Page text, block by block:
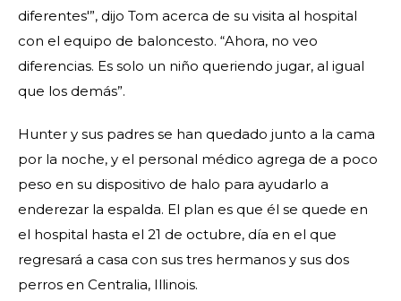
diferentes'”, dijo Tom acerca de su visita al hospital
con el equipo de baloncesto. “Ahora, no veo
diferencias. Es solo un niño queriendo jugar, al igual
que los demás”.
Hunter y sus padres se han quedado junto a la cama
por la noche, y el personal médico agrega de a poco
peso en su dispositivo de halo para ayudarlo a
enderezar la espalda. El plan es que él se quede en
el hospital hasta el 21 de octubre, día en el que
regresará a casa con sus tres hermanos y sus dos
perros en Centralia, Illinois.